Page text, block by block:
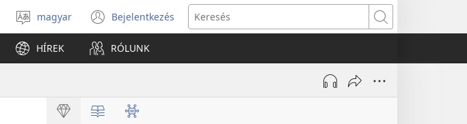
Válassz
nyelvet
magyar Bejelentkezés
(opens
new
window)
Keresés
HÍREK RÓLUNK